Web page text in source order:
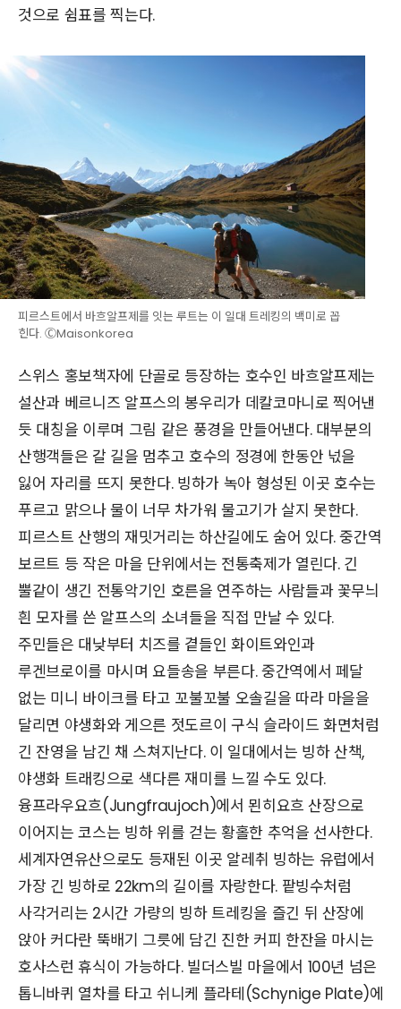
것으로 쉼표를 찍는다.
피르스트에서 바흐알프제를 잇는 루트는 이 일대 트레킹의 백미로 꼽
힌다. ⒸMaisonkorea
스위스 홍보책자에 단골로 등장하는 호수인 바흐알프제는
설산과 베르니즈 알프스의 봉우리가 데칼코마니로 찍어낸
듯 대칭을 이루며 그림 같은 풍경을 만들어낸다. 대부분의
산행객들은 갈 길을 멈추고 호수의 정경에 한동안 넋을
잃어 자리를 뜨지 못한다. 빙하가 녹아 형성된 이곳 호수는
푸르고 맑으나 물이 너무 차가워 물고기가 살지 못한다.
피르스트 산행의 재밋거리는 하산길에도 숨어 있다. 중간역
보르트 등 작은 마을 단위에서는 전통축제가 열린다. 긴
뿔같이 생긴 전통악기인 호른을 연주하는 사람들과 꽃무늬
흰 모자를 쓴 알프스의 소녀들을 직접 만날 수 있다.
주민들은 대낮부터 치즈를 곁들인 화이트와인과
루겐브로이를 마시며 요들송을 부른다. 중간역에서 페달
없는 미니 바이크를 타고 꼬불꼬불 오솔길을 따라 마을을
달리면 야생화와 게으른 젓도르이 구식 슬라이드 화면처럼
긴 잔영을 남긴 채 스쳐지난다. 이 일대에서는 빙하 산책,
야생화 트래킹으로 색다른 재미를 느낄 수도 있다.
융프라우요흐(Jungfraujoch)에서 묀히요흐 산장으로
이어지는 코스는 빙하 위를 걷는 황홀한 추억을 선사한다.
세계자연유산으로도 등재된 이곳 알레취 빙하는 유럽에서
가장 긴 빙하로 22km의 길이를 자랑한다. 팥빙수처럼
사각거리는 2시간 가량의 빙하 트레킹을 즐긴 뒤 산장에
앉아 커다란 뚝배기 그릇에 담긴 진한 커피 한잔을 마시는
호사스런 휴식이 가능하다. 빌더스빌 마을에서 100년 넘은
톱니바퀴 열차를 타고 쉬니케 플라테(Schynige Plate)에